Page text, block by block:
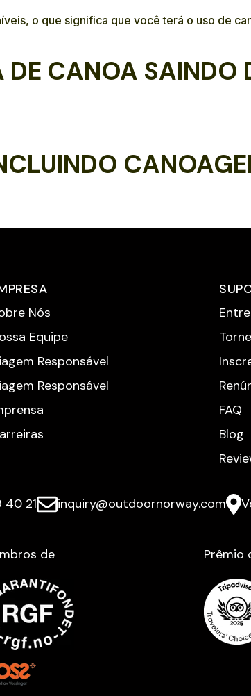
o que significa que você terá o uso de
DE CANOA SAINDO
Nós
Equipe
Responsável
Responsável
FAQ
Blog
40 21 inquiry@outdoornorway.com
de Prêmio